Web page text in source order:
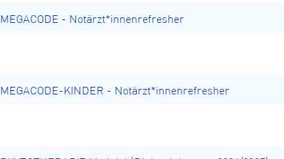
MEGACODE - Notärzt*innenrefresher
MEGACODE-KINDER - Notärzt*innenrefresher